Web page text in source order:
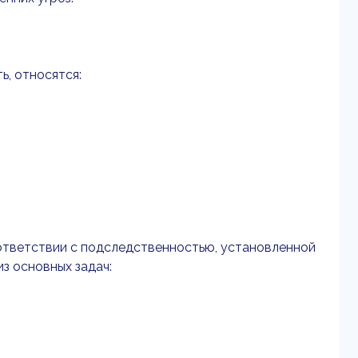
относятся:
с подследственностью, установленной
основных задач: